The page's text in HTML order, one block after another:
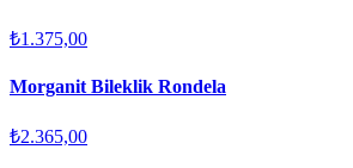
₺1.375,00
Morganit Bileklik Rondela
₺2.365,00